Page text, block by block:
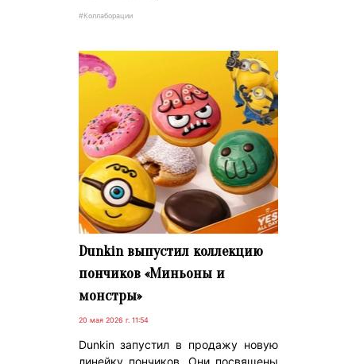
#Коллаборации
Dunkin выпустил коллекцию
пончиков «Миньоны и
монстры»
20 мая 2026 г. 11:54
Dunkin запустил в продажу новую
линейку пончиков. Они посвящены